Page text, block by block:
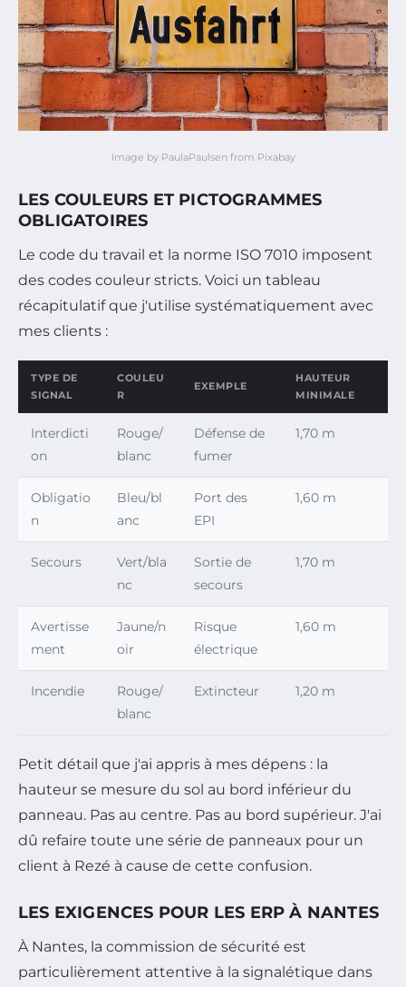
Image by PaulaPaulsen from Pixabay
LES COULEURS ET PICTOGRAMMES
OBLIGATOIRES
Le code du travail et la norme ISO 7010 imposent
des codes couleur stricts. Voici un tableau
récapitulatif que j'utilise systématiquement avec
mes clients :
TYPE DE
SIGNAL
COULEU
R
EXEMPLE
HAUTEUR
MINIMALE
Interdicti
on
Rouge/
blanc
Défense de
fumer
1,70 m
Obligatio
n
Bleu/bl
anc
Port des
EPI
1,60 m
Secours
Vert/bla
nc
Sortie de
secours
1,70 m
Avertisse
ment
Jaune/n
oir
Risque
électrique
1,60 m
Incendie
Rouge/
blanc
Extincteur 1,20 m
Petit détail que j'ai appris à mes dépens : la
hauteur se mesure du sol au bord inférieur du
panneau. Pas au centre. Pas au bord supérieur. J'ai
dû refaire toute une série de panneaux pour un
client à Rezé à cause de cette confusion.
LES EXIGENCES POUR LES ERP À NANTES
À Nantes, la commission de sécurité est
particulièrement attentive à la signalétique dans